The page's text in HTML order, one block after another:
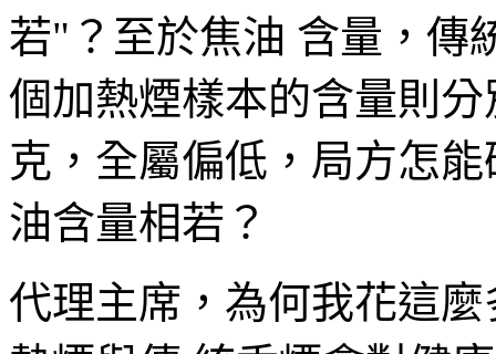
若"？至於焦油 含量，傳
個加熱煙樣本的含量則
克，全屬偏低，局方怎
油含量相若？
代理主席，為何我花這